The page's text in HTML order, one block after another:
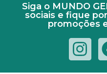
Siga o MUNDO
sociais e fique
promoções